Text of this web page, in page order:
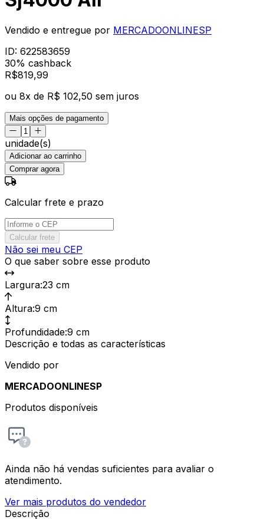
Vendido e entregue por MERCADOONLINESP
ID: 622583659
30% cashback
R$819,99
ou 8x de R$ 102,50 sem juros
Mais opções de pagamento
unidade(s)
Adicionar ao carrinho
Comprar agora
Calcular frete e prazo
Calcular frete
Não sei meu CEP
O que saber sobre esse produto
Largura:23 cm
Altura:9 cm
Profundidade:9 cm
Descrição e todas as características
Vendido por
MERCADOONLINESP
Produtos disponíveis
Ainda não há vendas suficientes para avaliar o
atendimento.
Ver mais produtos do vendedor
Descrição